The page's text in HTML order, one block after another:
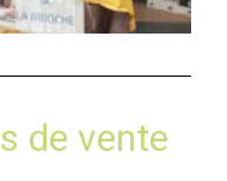
de vente